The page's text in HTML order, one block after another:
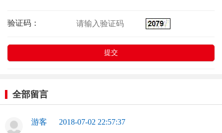
验证码：
全部留言
游客
2018-07-02 22:57:37